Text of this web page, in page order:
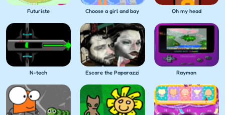
Futuriste Choose a girl and bay Oh my head
N-tech Escare the Paparazzi Rayman